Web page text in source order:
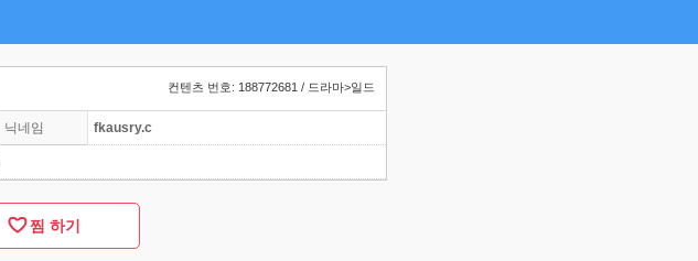
컨텐츠 번호: 188772681 / 드라마>일드
닉네임 fkausry.c
찜 하기